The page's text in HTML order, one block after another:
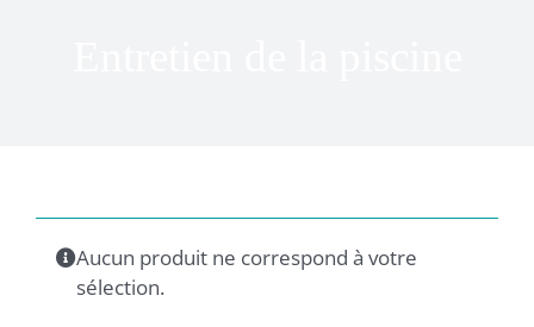
Aucun produit ne correspond à votre
sélection.